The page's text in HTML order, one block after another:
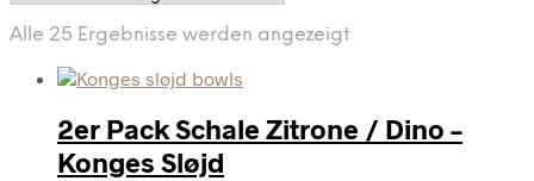
Alle 25 Ergebnisse werden angezeigt
2er Pack Schale Zitrone / Dino –
Konges Sløjd